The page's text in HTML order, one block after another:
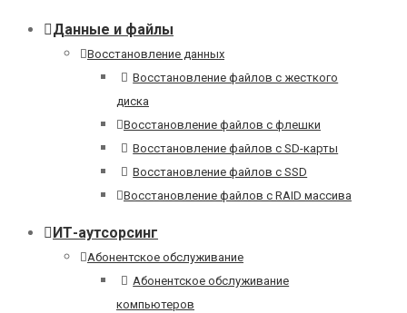
Данные и файлы
Восстановление данных
Восстановление файлов с жесткого
диска
Восстановление файлов с флешки
Восстановление файлов с SD-карты
Восстановление файлов с SSD
Восстановление файлов с RAID массива
ИТ-аутсорсинг
Абонентское обслуживание
Абонентское обслуживание
компьютеров